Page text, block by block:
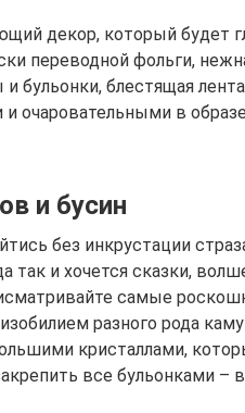
декор, который будет
переводной фольги,
бульонки, блестящая
очаровательными в
и бусин
без инкрустации
так и хочется сказки,
самые
разного рода
кристаллами,
все бульонками –